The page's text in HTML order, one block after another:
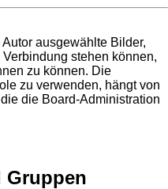
ausgewählte Bilder,
stehen können,
zu können. Die
zu verwenden, hängt von
die Board-Administration
Gruppen